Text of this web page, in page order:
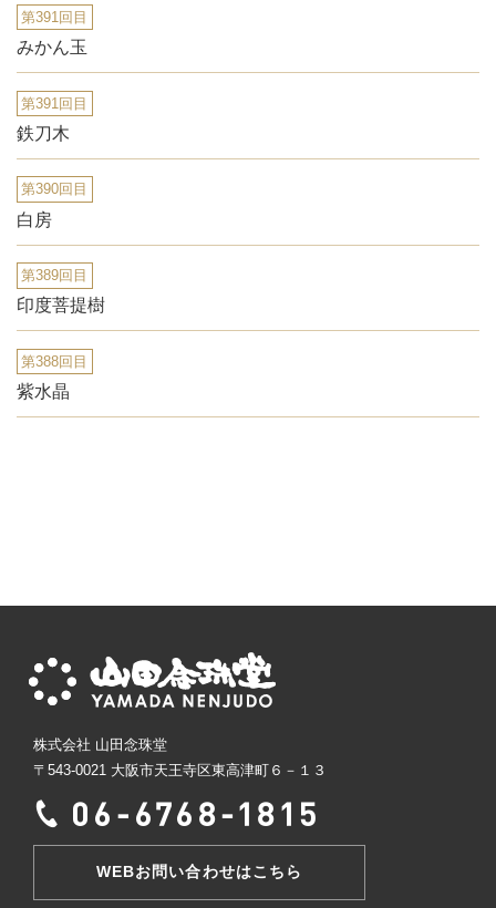
第391回目
みかん玉
第391回目
鉄刀木
第390回目
白房
第389回目
印度菩提樹
第388回目
紫水晶
株式会社 山田念珠堂
〒543-0021 大阪市天王寺区東高津町６－１３
WEBお問い合わせはこちら